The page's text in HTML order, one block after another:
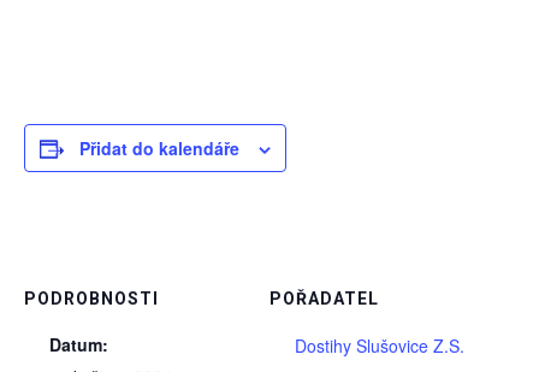
Přidat do kalendáře
PODROBNOSTI
Datum:
POŘADATEL
Dostihy Slušovice Z.S.